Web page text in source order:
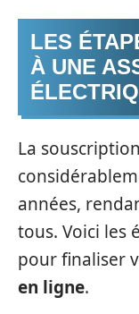
LES
À UNE
La
années,
tous. Voici les
pour finaliser
en ligne.